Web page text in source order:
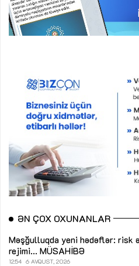
ƏN ÇOX OXUNANLAR
Məşğulluqda yeni hədəflər: risk
rejimi... MÜSAHİBƏ
12:54 6 AVQUST, 2026